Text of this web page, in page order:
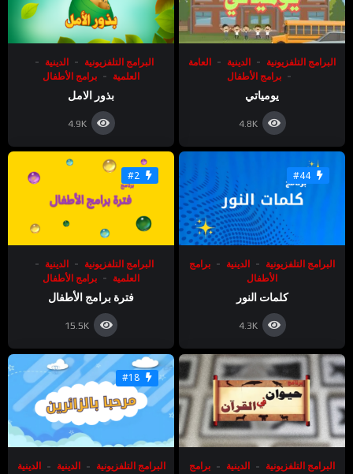
البرامج التلفزيونية الدينية
العامة
برامج الأطفال
يومياتي
4.8K
البرامج التلفزيونية
الدينية
العلمية
برامج الأطفال
بذور الامل
4.9K
#44
البرامج التلفزيونية الدينية
برامج
الأطفال
كلمات النور
4.3K
#2
البرامج التلفزيونية
الدينية
العلمية
برامج الأطفال
فترة برامج الأطفال
15.5K
البرامج التلفزيونية الدينية
برامج
#18
البرامج التلفزيونية الدينية
الدينية